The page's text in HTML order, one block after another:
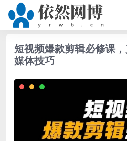
短视频爆款剪辑必修课
媒体技巧